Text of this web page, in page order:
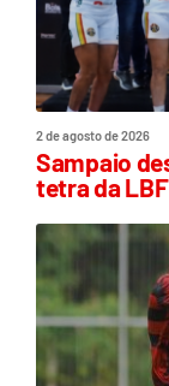
2 de agosto de 2026
Sampaio
tetra da LBF